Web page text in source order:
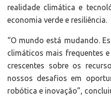
realidade climática e
economia verde e resiliência.
“O mundo está mudando.
climáticos mais frequentes
crescentes sobre os
nossos desafios em
robótica e inovação”,